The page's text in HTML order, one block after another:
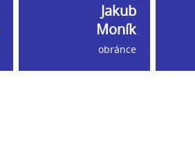
Jakub
Moník
obránce